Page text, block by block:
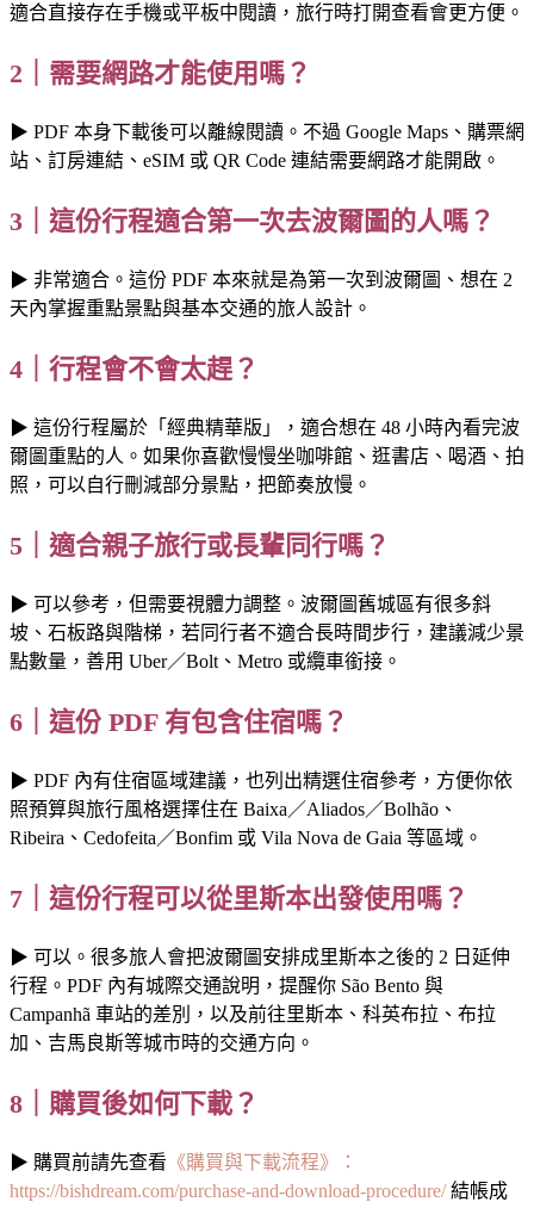
適合直接存在手機或平板中閱讀，旅行時打開查看會更方便。
2｜需要網路才能使用嗎？
▶ PDF 本身下載後可以離線閱讀。不過 Google Maps、購票網
站、訂房連結、eSIM 或 QR Code 連結需要網路才能開啟。
3｜這份行程適合第一次去波爾圖的人嗎？
▶ 非常適合。這份 PDF 本來就是為第一次到波爾圖、想在 2
天內掌握重點景點與基本交通的旅人設計。
4｜行程會不會太趕？
▶ 這份行程屬於「經典精華版」，適合想在 48 小時內看完波
爾圖重點的人。如果你喜歡慢慢坐咖啡館、逛書店、喝酒、拍
照，可以自行刪減部分景點，把節奏放慢。
5｜適合親子旅行或長輩同行嗎？
▶ 可以參考，但需要視體力調整。波爾圖舊城區有很多斜
坡、石板路與階梯，若同行者不適合長時間步行，建議減少景
點數量，善用 Uber／Bolt、Metro 或纜車銜接。
6｜這份 PDF 有包含住宿嗎？
▶ PDF 內有住宿區域建議，也列出精選住宿參考，方便你依
照預算與旅行風格選擇住在 Baixa／Aliados／Bolhão、
Ribeira、Cedofeita／Bonfim 或 Vila Nova de Gaia 等區域。
7｜這份行程可以從里斯本出發使用嗎？
▶ 可以。很多旅人會把波爾圖安排成里斯本之後的 2 日延伸
行程。PDF 內有城際交通說明，提醒你 São Bento 與
Campanhã 車站的差別，以及前往里斯本、科英布拉、布拉
加、吉馬良斯等城市時的交通方向。
8｜購買後如何下載？
▶ 購買前請先查看 《購買與下載流程》：
https://bishdream.com/purchase-and-download-procedure/結帳成